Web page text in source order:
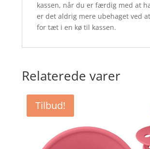
kassen, når du er færdig med at
er det aldrig mere ubehaget ved
for tæt i en kø til kassen.
Relaterede varer
Tilbud!